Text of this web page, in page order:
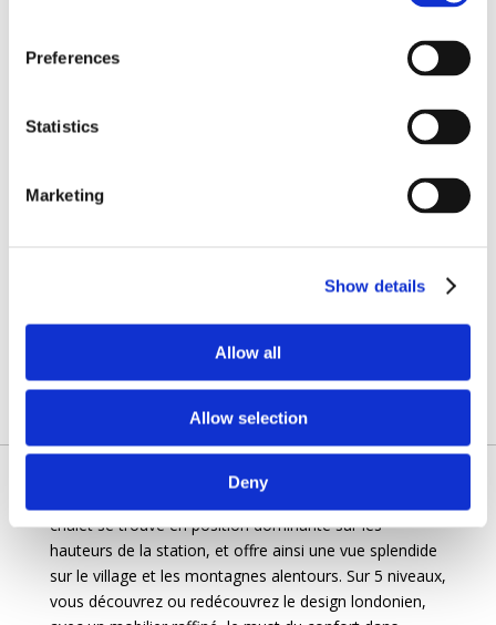
Preferences
Statistics
Marketing
Show details
Allow all
Allow selection
Deny
Parmi les plus luxueuses propriétés de Verbier, ce
chalet se trouve en position dominante sur les
hauteurs de la station, et offre ainsi une vue splendide
sur le village et les montagnes alentours. Sur 5 niveaux,
vous découvrez ou redécouvrez le design londonien,